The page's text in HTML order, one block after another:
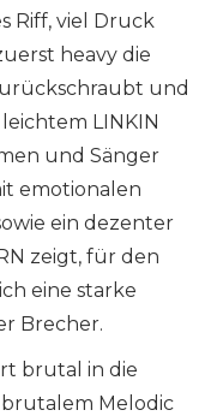
Riff, viel Druck
heavy die
und
LINKIN
und Sänger
emotionalen
ein dezenter
zeigt, für den
eine starke
Brecher.
brutal in die
Melodic